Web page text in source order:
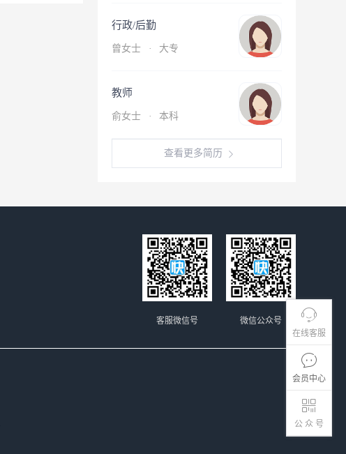
在线客服
会员中心
公 众 号
行政/后勤
曾女士 · 大专
教师
俞女士 · 本科
查看更多简历
微信公众号
客服微信号